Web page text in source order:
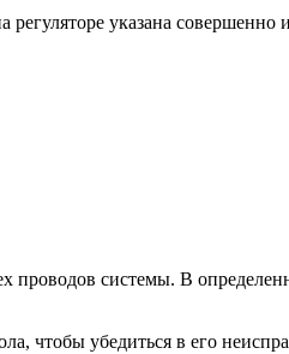
указана совершенно
проводов системы. В
чтобы убедиться в его